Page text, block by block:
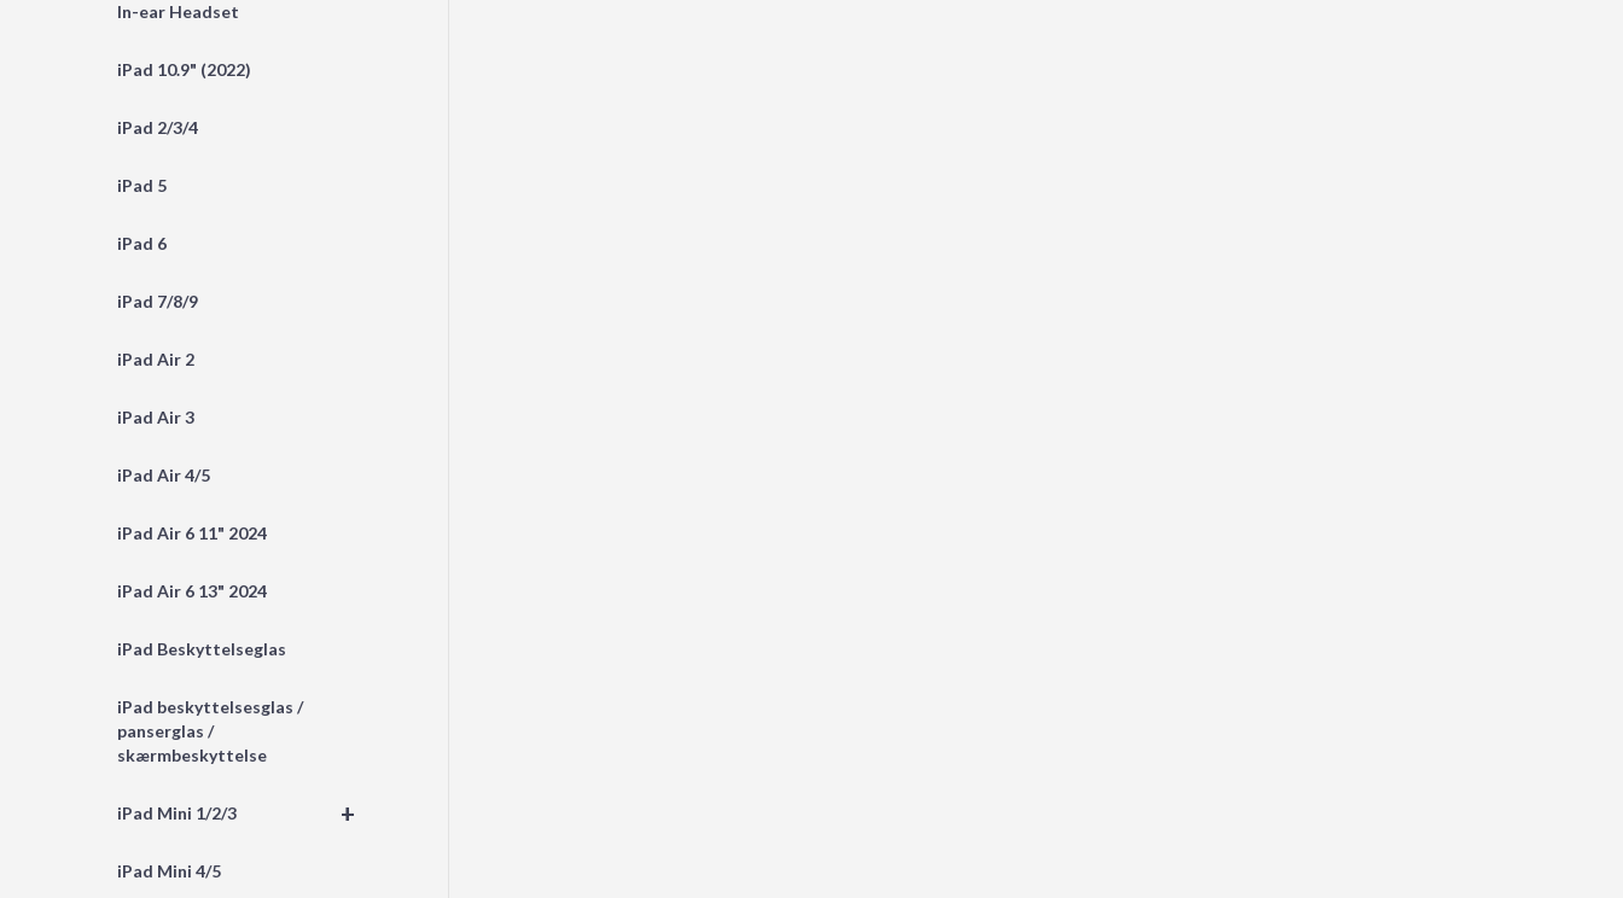
In-ear Headset
iPad 10.9" (2022)
iPad 2/3/4
iPad 5
iPad 6
iPad 7/8/9
iPad Air 2
iPad Air 3
iPad Air 4/5
iPad Air 6 11" 2024
iPad Air 6 13" 2024
iPad Beskyttelseglas
iPad beskyttelsesglas /
panserglas /
skærmbeskyttelse
+
iPad Mini 1/2/3
iPad Mini 4/5